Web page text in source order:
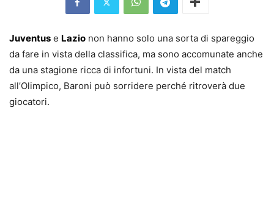
Juventus e Lazio non hanno solo una sorta di spareggio
da fare in vista della classifica, ma sono accomunate anche
da una stagione ricca di infortuni. In vista del match
all’Olimpico, Baroni può sorridere perché ritroverà due
giocatori.